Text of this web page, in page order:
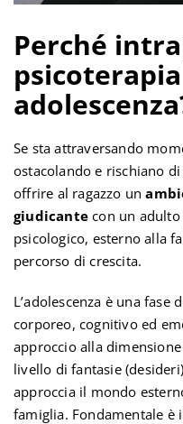
Perché
Se sta attraversando
ostacolando e rischiano
offrire al ragazzo un
giudicante con un
psicologico, esterno alla
percorso di crescita.
L’adolescenza è una fase
corporeo, cognitivo ed
approccio alla
livello di fantasie
approccia il mondo
famiglia. Fondamentale è